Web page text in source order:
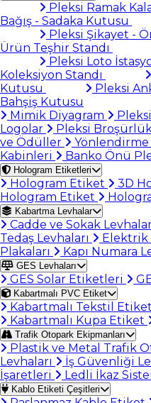
Pleksi Ramak
Bağış - Sadaka Kutusu
Pleksi Şikayet -
Ürün Teşhir Standı
Pleksi Loto
Koleksiyon Standı
Kutusu
Pleksi
Bahşiş Kutusu
Mimik Diyagram
Logolar
Pleksi
ve Ödüller
Yönlendirme
Kabinleri
Banko Önü
Hologram Etiketleri
Hologram Etiket 3D
Hologram Etiket
Kabartma Levhalar
Cadde ve Sokak
Tedaş Levhaları
Elektrik
Plakaları
Kapı Numara
GES Levhaları
GES Solar Etiketleri
Kabartmalı PVC Etiket
Kabartmalı Tekstil Etiket
Kabartmalı Kupa Etiket
Trafik Otopark Ekipmanları
Plastik ve Metal Trafik
Levhaları
İş Güvenliği
İşaretleri
Ledli İkaz
Kablo Etiketi Çeşitleri